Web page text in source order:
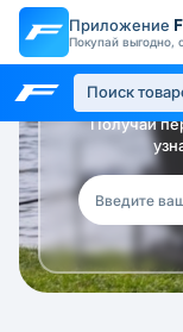
Приложение
Покупай выгодно,
Получай